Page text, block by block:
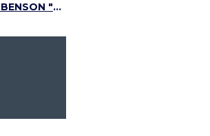
Валторна ROY BENSON "Bb" HR-212F